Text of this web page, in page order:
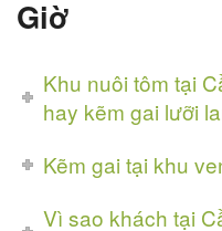
Giờ
Khu nuôi tôm tại
hay kẽm gai lưỡi
Kẽm gai tại khu
Vì sao khách tại